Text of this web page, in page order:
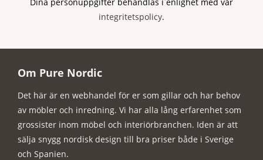
integritetspolicy.
Om Pure Nordic
Det här är en webhandel för er som gillar och har behov
av möbler och inredning. Vi har alla lång erfarenhet som
grossister inom möbel och interiörbranchen. Iden är att
sälja snygg nordisk design till bra priser både i Sverige
och Spanien.